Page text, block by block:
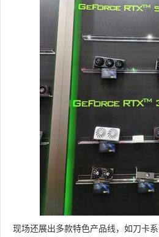
现场还展出多款特色产品线，如刀卡系